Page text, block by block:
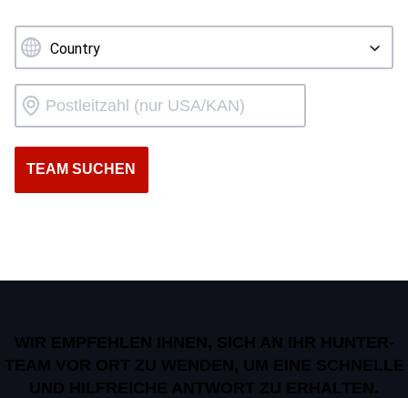
WIR EMPFEHLEN IHNEN, SICH AN IHR HUNTER-
TEAM VOR ORT ZU WENDEN, UM EINE SCHNELLE
UND HILFREICHE ANTWORT ZU ERHALTEN.